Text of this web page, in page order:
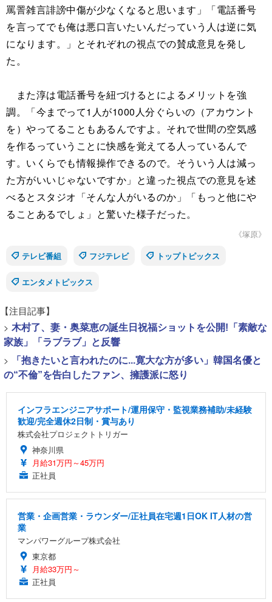
罵詈雑言誹謗中傷が少なくなると思います」「電話番号
を言ってでも俺は悪口言いたいんだっていう人は逆に気
になります。」とそれぞれの視点での賛成意見を発し
た。
また淳は電話番号を紐づけるとによるメリットを強
調。「今までって1人が1000人分ぐらいの（アカウント
を）やってることもあるんですよ。それで世間の空気感
を作るっていうことに快感を覚えてる人っているんで
す。いくらでも情報操作できるので。そういう人は減っ
た方がいいじゃないですか」と違った視点での意見を述
べるとスタジオ「そんな人がいるのか」「もっと他にや
ることあるでしょ」と驚いた様子だった。
《塚原》
テレビ番組
フジテレビ トップトピックス
エンタメトピックス
【注目記事】
> 木村了、妻・奥菜恵の誕生日祝福ショットを公開!「素敵な
家族」「ラブラブ」と反響
>
「抱きたいと言われたのに...寛大な方が多い」韓国名優と
の“不倫”を告白したファン、擁護派に怒り
インフラエンジニアサポート/運用保守・監視業務補助/未経験
歓迎/完全週休2日制・賞与あり
株式会社プロジェクトトリガー
神奈川県
月給31万円～45万円
正社員
営業・企画営業・ラウンダー/正社員在宅週1日OK IT人材の営
業
マンパワーグループ株式会社
東京都
月給33万円～
正社員